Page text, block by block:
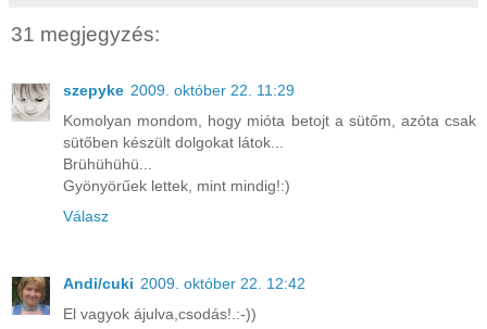
31 megjegyzés:
szepyke 2009. október 22. 11:29
Komolyan mondom, hogy mióta betojt a sütőm, azóta csak
sütőben készült dolgokat látok...
Brühühühü...
Gyönyörűek lettek, mint mindig!:)
Válasz
Andi/cuki 2009. október 22. 12:42
El vagyok ájulva,csodás!.:-))